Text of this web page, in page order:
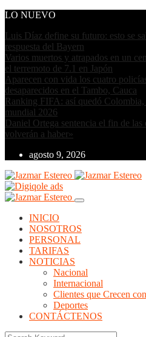
LO NUEVO
Luis Díaz define su futuro: esto se
respuesta del Bayern
Varios muertos y atrapados en un
el terremoto de 7.1 en Japón
Aparecen con vida los cuatro
desaparecidos en el Tambo, Cauca
Ranking FIFA: así quedó
mundial 2026
Daniel Ortega sentencia el fin de
volverán a haber»
agosto 9, 2026
INICIO
NOSOTROS
PERSONAL
TARIFAS
NOTICIAS
Nacional
Internacional
Clientes que Crecen
Deportes
CONTÁCTENOS